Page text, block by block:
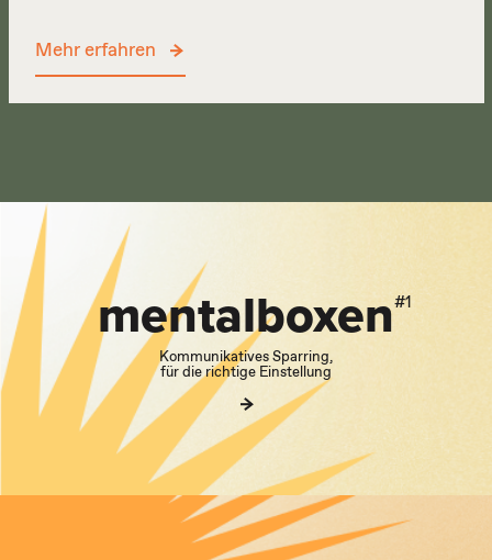
Mehr erfahren
mentalboxen#1
Kommunikatives Sparring,
für die richtige Einstellung